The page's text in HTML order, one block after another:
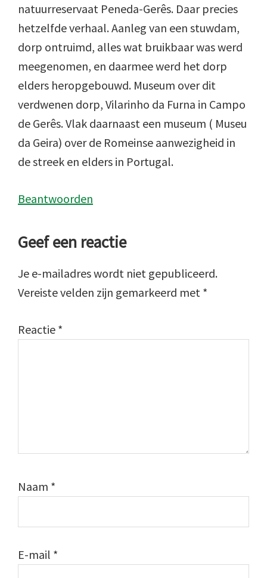
natuurreservaat Peneda-Gerês. Daar precies
hetzelfde verhaal. Aanleg van een stuwdam,
dorp ontruimd, alles wat bruikbaar was werd
meegenomen, en daarmee werd het dorp
elders heropgebouwd. Museum over dit
verdwenen dorp, Vilarinho da Furna in Campo
de Gerês. Vlak daarnaast een museum ( Museu
da Geira) over de Romeinse aanwezigheid in
de streek en elders in Portugal.
Beantwoorden
Geef een reactie
Je e-mailadres wordt niet gepubliceerd.
Vereiste velden zijn gemarkeerd met *
Reactie *
Naam *
E-mail *